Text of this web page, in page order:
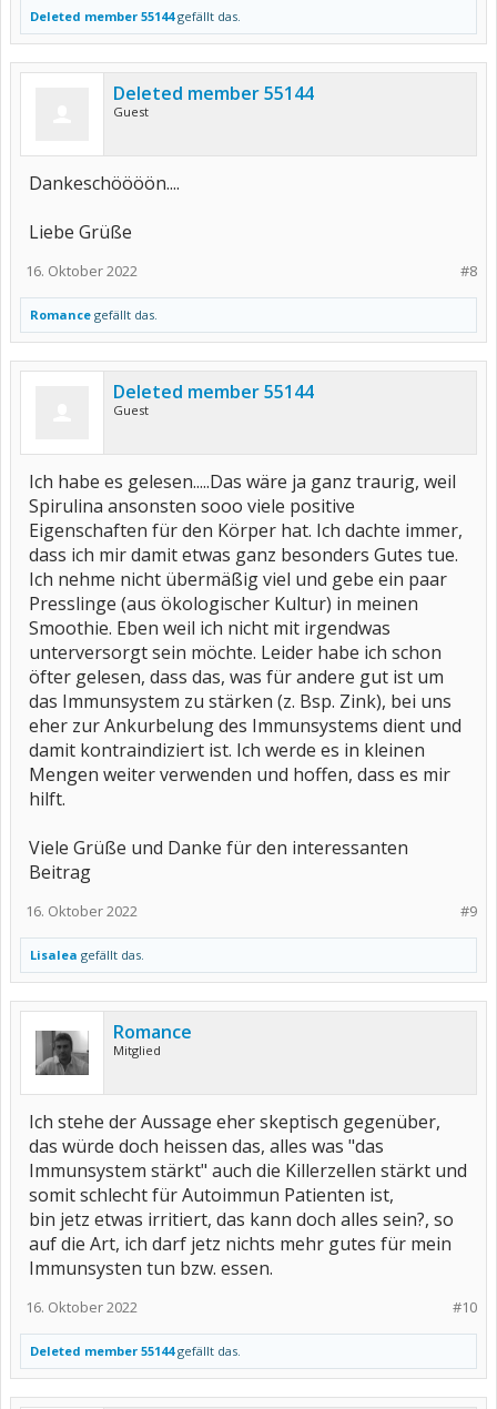
Deleted member 55144gefällt das.
Deleted member 55144
Guest
Dankeschöööön....
Liebe Grüße
#8
16. Oktober 2022
Romance gefällt das.
Deleted member 55144
Guest
Ich habe es gelesen.....Das wäre ja ganz traurig, weil
Spirulina ansonsten sooo viele positive
Eigenschaften für den Körper hat. Ich dachte immer,
dass ich mir damit etwas ganz besonders Gutes tue.
Ich nehme nicht übermäßig viel und gebe ein paar
Presslinge (aus ökologischer Kultur) in meinen
Smoothie. Eben weil ich nicht mit irgendwas
unterversorgt sein möchte. Leider habe ich schon
öfter gelesen, dass das, was für andere gut ist um
das Immunsystem zu stärken (z. Bsp. Zink), bei uns
eher zur Ankurbelung des Immunsystems dient und
damit kontraindiziert ist. Ich werde es in kleinen
Mengen weiter verwenden und hoffen, dass es mir
hilft.
Viele Grüße und Danke für den interessanten
Beitrag
#9
16. Oktober 2022
Lisalea gefällt das.
Romance
Mitglied
Ich stehe der Aussage eher skeptisch gegenüber,
das würde doch heissen das, alles was "das
Immunsystem stärkt" auch die Killerzellen stärkt und
somit schlecht für Autoimmun Patienten ist,
bin jetz etwas irritiert, das kann doch alles sein?, so
auf die Art, ich darf jetz nichts mehr gutes für mein
Immunsysten tun bzw. essen.
#10
16. Oktober 2022
Deleted member 55144gefällt das.